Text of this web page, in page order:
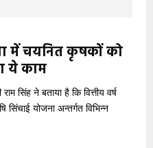
में चयनित कृषकों को
ये काम
सिंह ने बताया है कि वित्तीय वर्ष
सिंचाई योजना अन्तर्गत विभिन्न